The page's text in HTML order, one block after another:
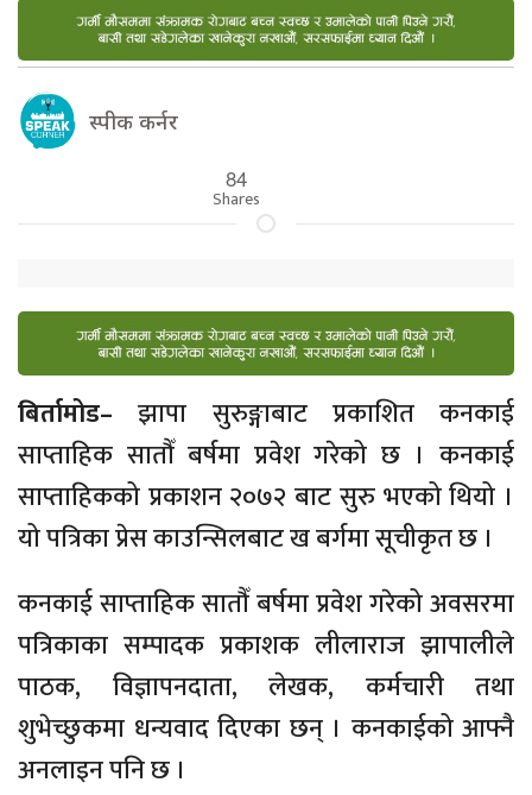
स्पीक कर्नर
84
Shares
बिर्तामोड– झापा सुरुङ्गाबाट प्रकाशित कनकाई
साप्ताहिक सातौँ बर्षमा प्रवेश गरेको छ । कनकाई
साप्ताहिकको प्रकाशन २०७२ बाट सुरु भएको थियो ।
यो पत्रिका प्रेस काउन्सिलबाट ख बर्गमा सूचीकृत छ ।
कनकाई साप्ताहिक सातौँ बर्षमा प्रवेश गरेको अवसरमा
पत्रिकाका सम्पादक प्रकाशक लीलाराज झापालीले
पाठक, विज्ञापनदाता, लेखक, कर्मचारी तथा
शुभेच्छुकमा धन्यवाद दिएका छन् । कनकाईको आफ्नै
अनलाइन पनि छ ।